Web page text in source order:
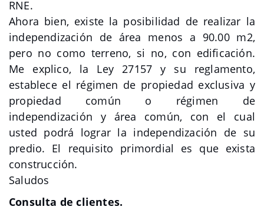
RNE.
Ahora bien, existe la posibilidad de realizar la
independización de área menos a 90.00 m2,
pero no como terreno, si no, con edificación.
Me explico, la Ley 27157 y su reglamento,
establece el régimen de propiedad exclusiva y
propiedad común o régimen de
independización y área común, con el cual
usted podrá lograr la independización de su
predio. El requisito primordial es que exista
construcción.
Saludos
Consulta de clientes.